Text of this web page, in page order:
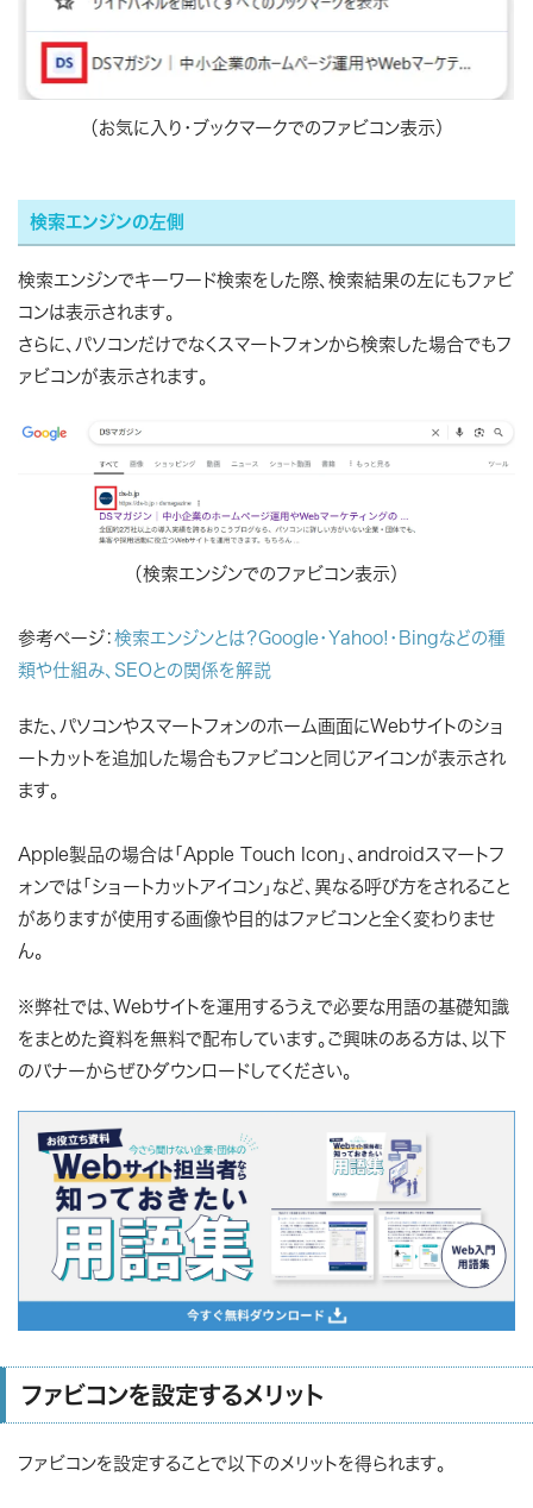
（お気に入り・ブックマークでのファビコン表示）
検索エンジンの左側
検索エンジンでキーワード検索をした際、検索結果の左にもファビ
コンは表示されます。
さらに、パソコンだけでなくスマートフォンから検索した場合でもフ
ァビコンが表示されます。
（検索エンジンでのファビコン表示）
参考ページ： 検索エンジンとは？Google・Yahoo!・Bingなどの種
類や仕組み、SEOとの関係を解説
また、パソコンやスマートフォンのホーム画面にWebサイトのショ
ートカットを追加した場合もファビコンと同じアイコンが表示され
ます。
Apple製品の場合は「Apple Touch Icon」、androidスマートフ
ォンでは「ショートカットアイコン」など、異なる呼び方をされること
がありますが使用する画像や目的はファビコンと全く変わりませ
ん。
※弊社では、Webサイトを運用するうえで必要な用語の基礎知識
をまとめた資料を無料で配布しています。ご興味のある方は、以下
のバナーからぜひダウンロードしてください。
ファビコンを設定するメリット
ファビコンを設定することで以下のメリットを得られます。